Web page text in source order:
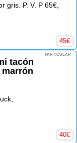
gris. P. V. P 65€,
45€
PARTICULAR
tacón
40€